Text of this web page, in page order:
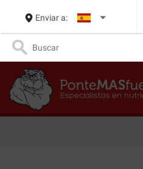
Enviar a: